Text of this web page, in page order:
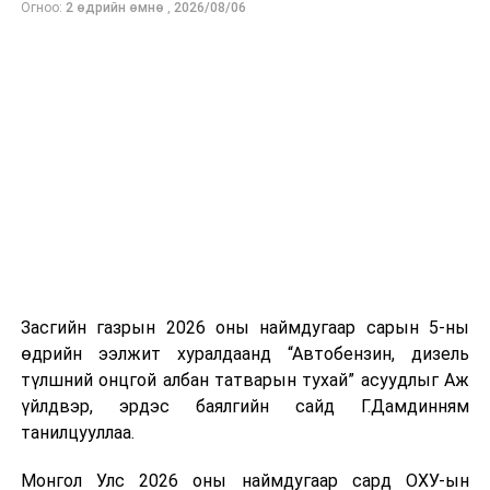
сургалтад хамруулах ажлыг зохион байгуулдаг
УНШСАН: 1643
Долоо дахь ээлжийн 40 тусгай зориулалтын машин
нийлүүлэлтийг тогтворжуулах хүрээнд бусад эх
Огноо: 2 өдрийн өмнө , 2026/08/06
Засгийн газрын 2026 оны наймдугаар сарын 5-ны
өдрийн ээлжит хуралдаанд “Автобензин, дизель
түлшний онцгой албан татварын тухай” асуудлыг Аж
үйлдвэр, эрдэс баялгийн сайд Г.Дамдинням
танилцууллаа.
Монгол Улс 2026 оны наймдугаар сард ОХУ-ын